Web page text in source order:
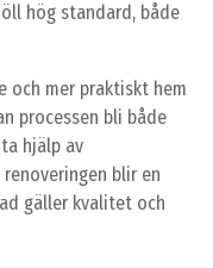
hög standard, både
och mer praktiskt hem
processen bli både
hjälp av
blir en
gäller kvalitet och